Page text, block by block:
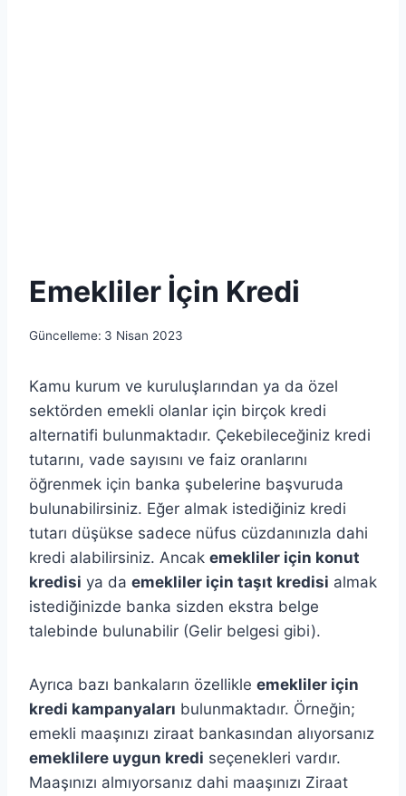
Emekliler İçin Kredi
Güncelleme: 3 Nisan 2023
Kamu kurum ve kuruluşlarından ya da özel
sektörden emekli olanlar için birçok kredi
alternatifi bulunmaktadır. Çekebileceğiniz kredi
tutarını, vade sayısını ve faiz oranlarını
öğrenmek için banka şubelerine başvuruda
bulunabilirsiniz. Eğer almak istediğiniz kredi
tutarı düşükse sadece nüfus cüzdanınızla dahi
kredi alabilirsiniz. Ancak emekliler için konut
kredisi ya da emekliler için taşıt kredisi almak
istediğinizde banka sizden ekstra belge
talebinde bulunabilir (Gelir belgesi gibi).
Ayrıca bazı bankaların özellikle emekliler için
kredi kampanyaları bulunmaktadır. Örneğin;
emekli maaşınızı ziraat bankasından alıyorsanız
emeklilere uygun kredi seçenekleri vardır.
Maaşınızı almıyorsanız dahi maaşınızı Ziraat